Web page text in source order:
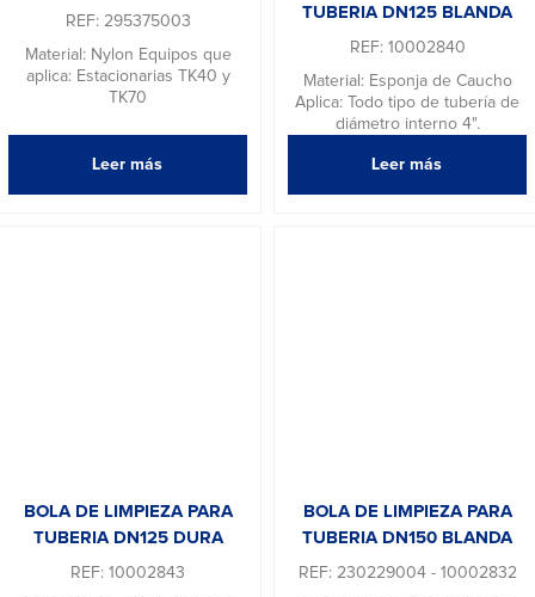
REF: 295375003
Material: Nylon Equipos que
aplica: Estacionarias TK40 y
TK70
Leer más
TUBERIA DN125 BLANDA
REF: 10002840
Material: Esponja de Caucho
Aplica: Todo tipo de tubería de
diámetro interno 4".
Leer más
BOLA DE LIMPIEZA PARA
TUBERIA DN125 DURA
REF: 10002843
BOLA DE LIMPIEZA PARA
TUBERIA DN150 BLANDA
REF: 230229004 - 10002832